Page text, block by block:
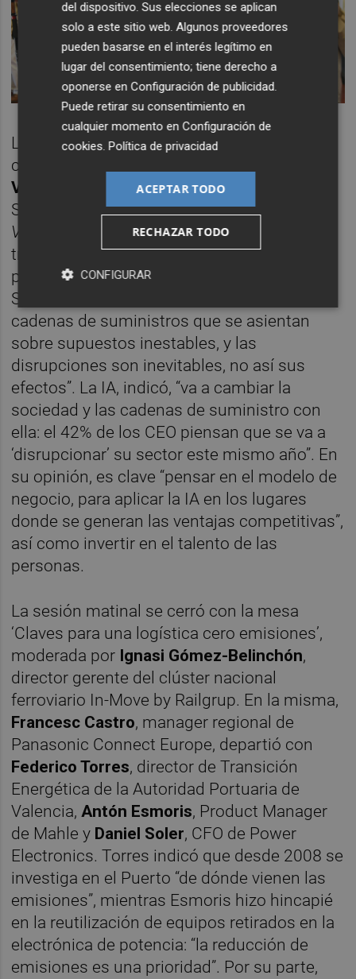
La última ponencia de la mañana
correspondió a
Valero
, director Senior en Global Sourcing
Strategy de Walmart (entrevistado ayer por
Valencia Plaza
), quien analizó las
transformaciones estratégicas en logística
para impulsar objetivos comerciales. Según
Sánchez, “llevamos 30 años optimizando
cadenas de suministros que se asientan
sobre supuestos inestables, y las
disrupciones son inevitables, no así sus
efectos”. La IA, indicó, “va a cambiar la
sociedad y las cadenas de suministro con
ella: el 42% de los CEO piensan que se va a
‘disrupcionar’ su sector este mismo año”. En
su opinión, es clave “pensar en el modelo de
negocio, para aplicar la IA en los lugares
donde se generan las ventajas competitivas”,
así como invertir en el talento de las
personas.
La sesión matinal se cerró con la mesa
‘Claves para una logística cero emisiones’,
moderada por Ignasi Gómez-Belinchón,
director gerente del clúster nacional
ferroviario In-Move by Railgrup. En la misma,
Francesc Castro, manager regional de
Panasonic Connect Europe, departió con
Federico Torres, director de Transición
Energética de la Autoridad Portuaria de
Valencia,Antón Esmoris, Product Manager
de Mahle y Daniel Soler, CFO de Power
Electronics. Torres indicó que desde 2008 se
investiga en el Puerto “de dónde vienen las
emisiones”, mientras Esmoris hizo hincapié
en la reutilización de equipos retirados en la
electrónica de potencia: “la reducción de
emisiones es una prioridad”. Por su parte,
del dispositivo. Sus elecciones se aplican
solo a este sitio web. Algunos proveedores
pueden basarse en el interés legítimo en
lugar del consentimiento; tiene derecho a
oponerse enConfiguración de publicidad.
Puede retirar su consentimiento en
cualquier momento enConfiguración de
cookies.Política de privacidad
ACEPTAR TODO
RECHAZAR TODO
CONFIGURAR